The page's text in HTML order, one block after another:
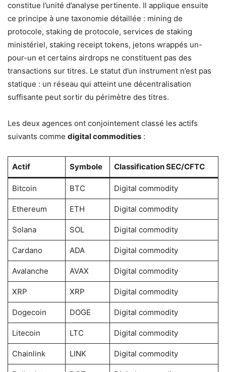
constitue l’unité d’analyse pertinente. Il applique ensuite
ce principe à une taxonomie détaillée : mining de
protocole, staking de protocole, services de staking
ministériel, staking receipt tokens, jetons wrappés un-
pour-un et certains airdrops ne constituent pas des
transactions sur titres. Le statut d’un instrument n’est pas
statique : un réseau qui atteint une décentralisation
suffisante peut sortir du périmètre des titres.
Les deux agences ont conjointement classé les actifs
suivants comme digital commodities :
Actif Symbole Classification SEC/CFTC
Bitcoin BTC Digital commodity
Ethereum ETH Digital commodity
Solana SOL Digital commodity
Cardano ADA Digital commodity
Avalanche AVAX Digital commodity
XRP XRP Digital commodity
Dogecoin DOGE Digital commodity
Litecoin LTC Digital commodity
Chainlink LINK Digital commodity